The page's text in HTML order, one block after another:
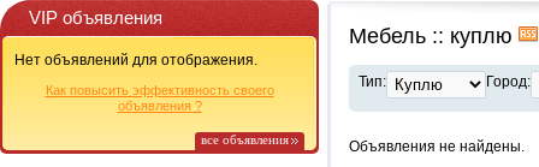
VIP объявления
Нет объявлений для отображения.
Как повысить эффективность своего
объявления ?
все объявления
Мебель :: куплю
Тип: Город:
Объявления не найдены.